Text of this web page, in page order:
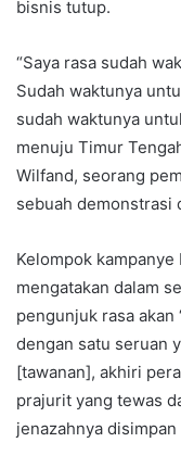
bisnis tutup.
“Saya rasa sudah
Sudah waktunya
sudah waktunya
menuju Timur
Wilfand, seorang
sebuah demonstrasi
Kelompok kampanye
mengatakan dalam
pengunjuk rasa
dengan satu seruan
[tawanan], akhiri
prajurit yang tewas
jenazahnya disimpan